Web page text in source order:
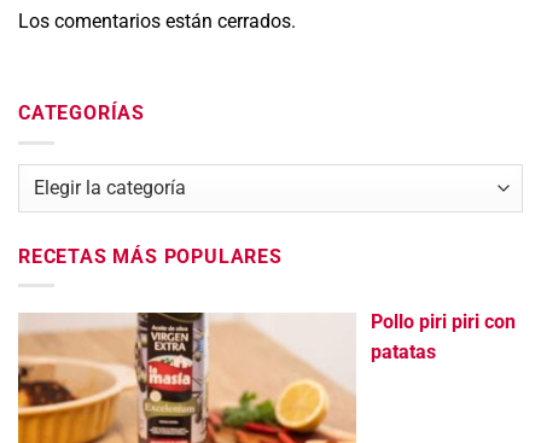
Los comentarios están cerrados.
CATEGORÍAS
Categorías
RECETAS MÁS POPULARES
Pollo piri piri con
patatas